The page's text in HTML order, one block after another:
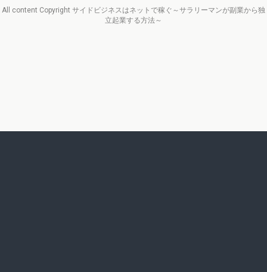
All content Copyright サイドビジネスはネットで稼ぐ～サラリーマンが副業から独
立起業する方法～